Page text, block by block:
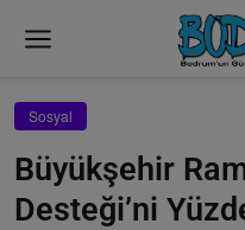
Sosyal
Büyükşehir
Desteği’ni